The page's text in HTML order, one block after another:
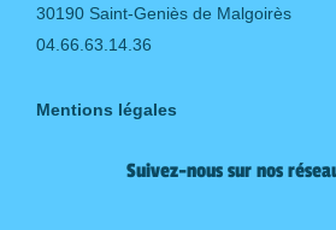
30190 Saint-Geniès de Malgoirès
04.66.63.14.36
Mentions légales
Suivez-nous sur nos